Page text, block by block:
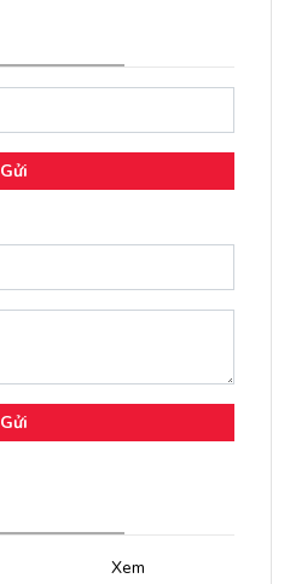
Gửi
Gửi
Xem